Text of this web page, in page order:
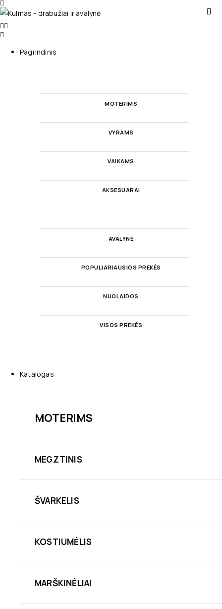
Pagrindinis
MOTERIMS
VYRAMS
VAIKAMS
AKSESUARAI
AVALYNĖ
POPULIARIAUSIOS PREKĖS
NUOLAIDOS
VISOS PREKĖS
Katalogas
MOTERIMS
MEGZTINIS
ŠVARKELIS
KOSTIUMĖLIS
MARŠKINĖLIAI